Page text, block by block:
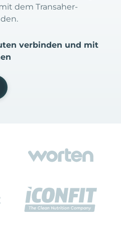
dem Transaher-
verbinden und mit